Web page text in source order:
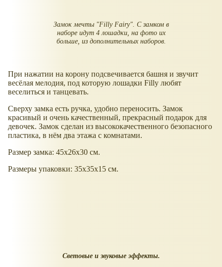
Замок мечты "Filly Fairy". С замком в
наборе идут 4 лошадки, на фото их
больше, из дополнительных наборов.
При нажатии на корону подсвечивается башня и звучит
весёлая мелодия, под которую лошадки Filly любят
веселиться и танцевать.
Сверху замка есть ручка, удобно переносить. Замок
красивый и очень качественный, прекрасный подарок для
девочек. Замок сделан из высококачественного безопасного
пластика, в нём два этажа с комнатами.
Размер замка: 45х26х30 см.
Размеры упаковки: 35х35х15 см.
Световые и звуковые эффекты.